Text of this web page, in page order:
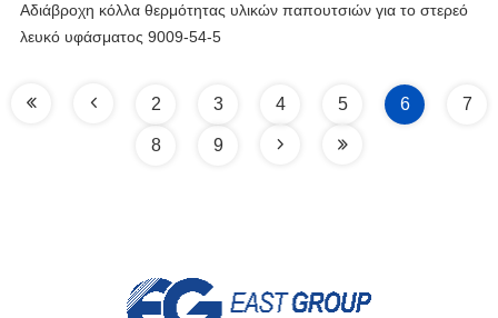
Αδιάβροχη κόλλα θερμότητας υλικών παπουτσιών για το στερεό
λευκό υφάσματος 9009-54-5
2 3 4 5 6 7
8 9